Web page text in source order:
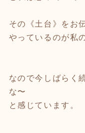
その《土台》をお
やっているのが私
なので今しばらく
な〜
と感じています。